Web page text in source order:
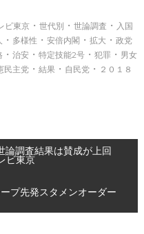
ビ東京・ 世代別 ・ 世論調査 ・ 入国
・ 多様性 ・ 安倍内閣・ 拡大 ・ 政党
・ 治安・ 特定技能2号・ 犯罪 ・ 男女
民主党・ 結果・ 自民党・ ２０１８
論調査結果は賛成が上回
ビ東京
プ先発スタメンオーダー